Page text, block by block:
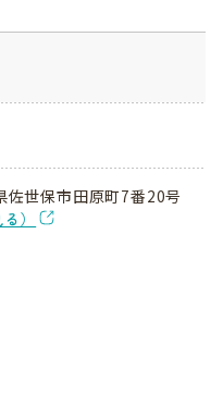
佐世保市田原町7番20号
）